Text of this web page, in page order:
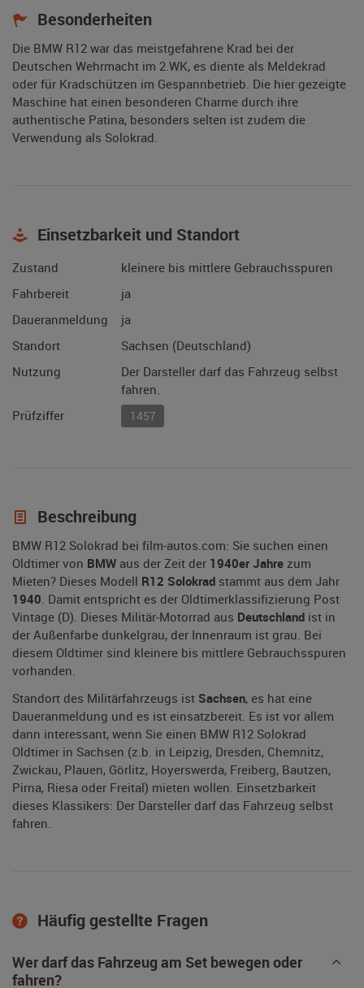
Besonderheiten
Die BMW R12 war das meistgefahrene Krad bei der
Deutschen Wehrmacht im 2.WK, es diente als Meldekrad
oder für Kradschützen im Gespannbetrieb. Die hier gezeigte
Maschine hat einen besonderen Charme durch ihre
authentische Patina, besonders selten ist zudem die
Verwendung als Solokrad.
Einsetzbarkeit und Standort
Zustand
kleinere bis mittlere Gebrauchsspuren
Fahrbereit
ja
Daueranmeldung
ja
Standort
Sachsen (Deutschland)
Nutzung
Der Darsteller darf das Fahrzeug selbst
fahren.
Prüfziffer
1457
Beschreibung
BMW R12 Solokrad bei film-autos.com: Sie suchen einen
Oldtimer von BMW aus der Zeit der 1940er Jahre zum
Mieten? Dieses Modell R12 Solokrad stammt aus dem Jahr
1940. Damit entspricht es der Oldtimerklassifizierung Post
Vintage (D). Dieses Militär-Motorrad aus Deutschland ist in
der Außenfarbe dunkelgrau, der Innenraum ist grau. Bei
diesem Oldtimer sind kleinere bis mittlere Gebrauchsspuren
vorhanden.
Standort des Militärfahrzeugs ist Sachsen, es hat eine
Daueranmeldung und es ist einsatzbereit. Es ist vor allem
dann interessant, wenn Sie einen BMW R12 Solokrad
Oldtimer in Sachsen (z.b. in Leipzig, Dresden, Chemnitz,
Zwickau, Plauen, Görlitz, Hoyerswerda, Freiberg, Bautzen,
Pirna, Riesa oder Freital) mieten wollen. Einsetzbarkeit
dieses Klassikers: Der Darsteller darf das Fahrzeug selbst
fahren.
Häufig gestellte Fragen
Wer darf das Fahrzeug am Set bewegen oder
fahren?